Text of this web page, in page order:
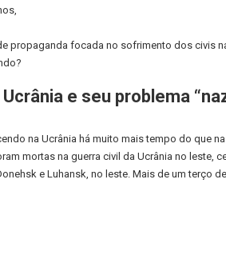
propaganda focada no sofrimento dos civis
e seu problema
na Ucrânia há muito mais tempo do que
mortas na guerra civil da Ucrânia no leste,
e Luhansk, no leste.Mais de um terço